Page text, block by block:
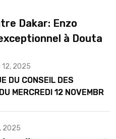
Dakar: Enzo
à Douta
2025
DU CONSEIL DES
MERCREDI 12 NOVEMBRE
2025